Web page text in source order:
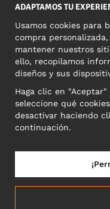
Narva
NB!
ADAPTAMOS TU
Usamos cookies para
compra
mantener nuestros
ello, recopilamos
diseños y sus
Haga clic en
seleccione qué
desactivar haciendo
continuación.